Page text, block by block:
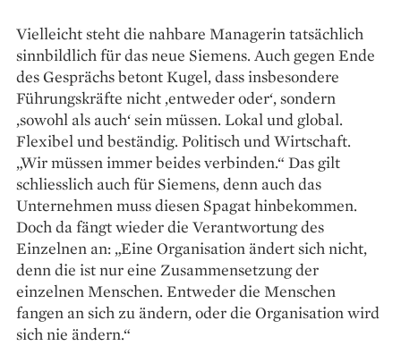
Vielleicht steht die nahbare Managerin tatsächlich
sinnbildlich für das neue Siemens. Auch gegen Ende
des Gesprächs betont Kugel, dass insbesondere
Führungskräfte nicht ‚entweder oder‘, sondern
‚sowohl als auch‘ sein müssen. Lokal und global.
Flexibel und beständig. Politisch und Wirtschaft.
„Wir müssen immer beides verbinden.“ Das gilt
schliesslich auch für Siemens, denn auch das
Unternehmen muss diesen Spagat hinbekommen.
Doch da fängt wieder die Verantwortung des
Einzelnen an: „Eine Organisation ändert sich nicht,
denn die ist nur eine Zusammensetzung der
einzelnen Menschen. Entweder die Menschen
fangen an sich zu ändern, oder die Organisation wird
sich nie ändern.“